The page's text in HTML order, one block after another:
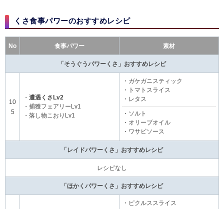
くさ食事パワーのおすすめレシピ​​
No 食事パワー 素材
「そうぐうパワーくさ」おすすめレシピ
10
5
・ 遭遇くさLv2
・捕獲フェアリーLv1
・落し物こおりLv1
・ガケガニスティック
・トマトスライス
・レタス
・ソルト
・オリーブオイル
・ワサビソース
「レイドパワーくさ」おすすめレシピ
レシピなし
「ほかくパワーくさ」おすすめレシピ
・ピクルススライス